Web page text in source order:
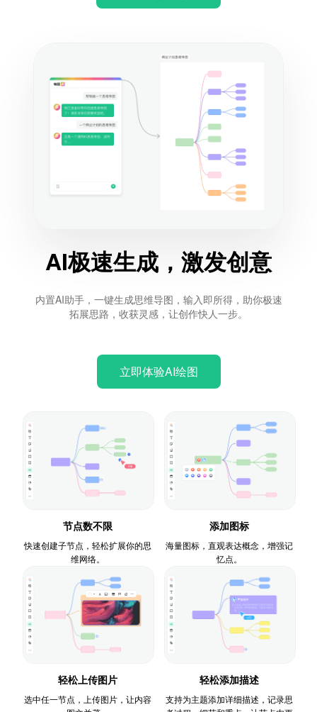
AI极速生成，激发创意
内置AI助手，一键生成思维导图，输入即所得，助你极速
拓展思路，收获灵感，让创作快人一步。
立即体验AI绘图
节点数不限
快速创建子节点，轻松扩展你的思
维网络。
添加图标
海量图标，直观表达概念，增强记
忆点。
轻松上传图片
选中任一节点，上传图片，让内容
轻松添加描述
支持为主题添加详细描述，记录思